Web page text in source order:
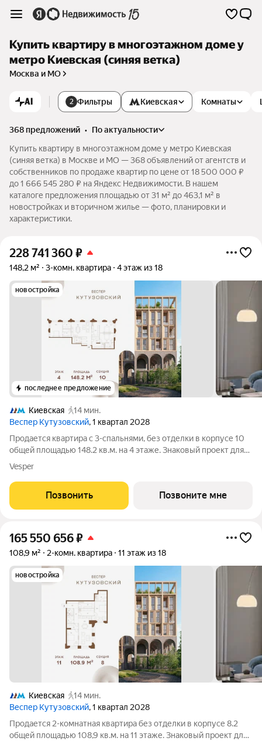
Купить квартиру в многоэтажном доме у
метро Киевская (синяя ветка)
Москва и МО
AI 2 Фильтры Комнаты
Киевская
368 предложений •
по актуальности
Купить квартиру в многоэтажном доме у метро Киевская
(синяя ветка) в Москве и МО — 368 объявлений от агентств и
собственников по продаже квартир по цене от 18 500 000 ₽
до 1 666 545 280 ₽ на Яндекс Недвижимости. В нашем
каталоге предложения площадью от 31 м² до 463,1 м² в
новостройках и вторичном жилье — фото, планировки и
характеристики.
228 741 360 ₽
148,2 м² 3-комн. квартира 4 этаж из 18
новостройка
последнее предложение
Киевская
14 мин.
Веспер Кутузовский, 1 квартал 2028
Продается квартира с 3-спальнями, без отделки в корпусе 10
общей площадью 148.2 кв.м. на 4 этаже. Знаковый проект для
ценителей комфортной городской среды от Веспер. Квартал
площадью 3,7 га расположен на Кутузовском проспекте и
воплощает новую
Vesper
Позвонить Позвоните мне
165 550 656₽
108,9 м² 2-комн. квартира 11 этаж из 18
новостройка
Киевская
14 мин.
Веспер Кутузовский, 1 квартал 2028
Продается 2-комнатная квартира без отделки в корпусе 8.2
общей площадью 108,9 кв.м. на 11 этаже. Знаковый проект для